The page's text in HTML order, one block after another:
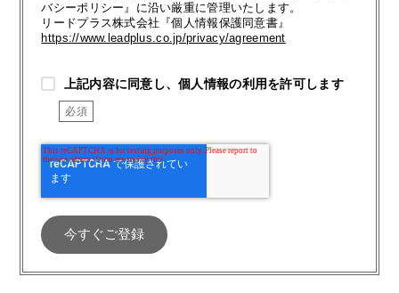
バシーポリシー』に沿い厳重に管理いたします。
リードプラス株式会社『個人情報保護同意書』
https://www.leadplus.co.jp/privacy/agreement
上記内容に同意し、個人情報の利用を許可します